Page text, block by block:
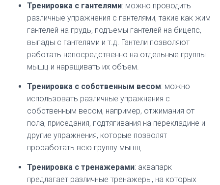
Тренировка с гантелями: можно проводить
различные упражнения с гантелями, такие как жим
гантелей на грудь, подъемы гантелей на бицепс,
выпады с гантелями и т.д. Гантели позволяют
работать непосредственно на отдельные группы
мышц и наращивать их объем.
Тренировка с собственным весом: можно
использовать различные упражнения с
собственным весом, например, отжимания от
пола, приседания, подтягивания на перекладине и
другие упражнения, которые позволят
проработать всю группу мышц.
Тренировка с тренажерами: аквапарк
предлагает различные тренажеры, на которых